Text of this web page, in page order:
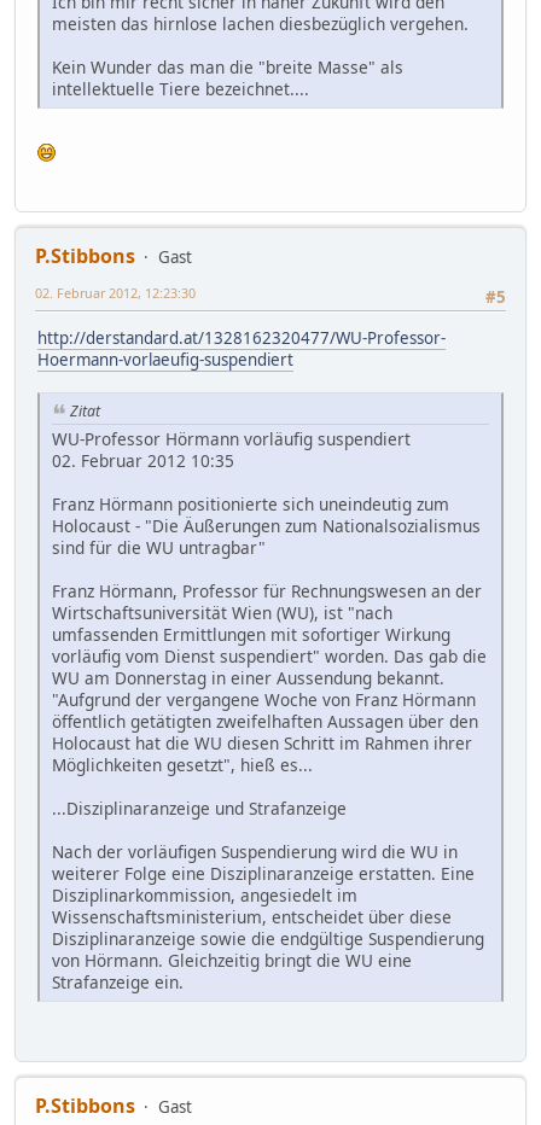
meisten das hirnlose lachen diesbezüglich vergehen.
Kein Wunder das man die "breite Masse" als
intellektuelle Tiere bezeichnet....
P.Stibbons
Gast
#5
02. Februar 2012, 12:23:30
http://derstandard.at/1328162320477/WU-Professor-
Hoermann-vorlaeufig-suspendiert
Zitat
WU-Professor Hörmann vorläufig suspendiert
02. Februar 2012 10:35
Franz Hörmann positionierte sich uneindeutig zum
Holocaust - "Die Äußerungen zum Nationalsozialismus
sind für die WU untragbar"
Franz Hörmann, Professor für Rechnungswesen an der
Wirtschaftsuniversität Wien (WU), ist "nach
umfassenden Ermittlungen mit sofortiger Wirkung
vorläufig vom Dienst suspendiert" worden. Das gab die
WU am Donnerstag in einer Aussendung bekannt.
"Aufgrund der vergangene Woche von Franz Hörmann
öffentlich getätigten zweifelhaften Aussagen über den
Holocaust hat die WU diesen Schritt im Rahmen ihrer
Möglichkeiten gesetzt", hieß es...
...Disziplinaranzeige und Strafanzeige
Nach der vorläufigen Suspendierung wird die WU in
weiterer Folge eine Disziplinaranzeige erstatten. Eine
Disziplinarkommission, angesiedelt im
Wissenschaftsministerium, entscheidet über diese
Disziplinaranzeige sowie die endgültige Suspendierung
von Hörmann. Gleichzeitig bringt die WU eine
Strafanzeige ein.
P.Stibbons
Gast